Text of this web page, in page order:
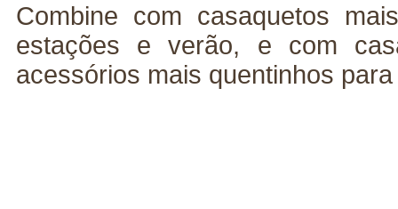
Combine com casaquetos
estações e verão, e com
acessórios mais quentinhos